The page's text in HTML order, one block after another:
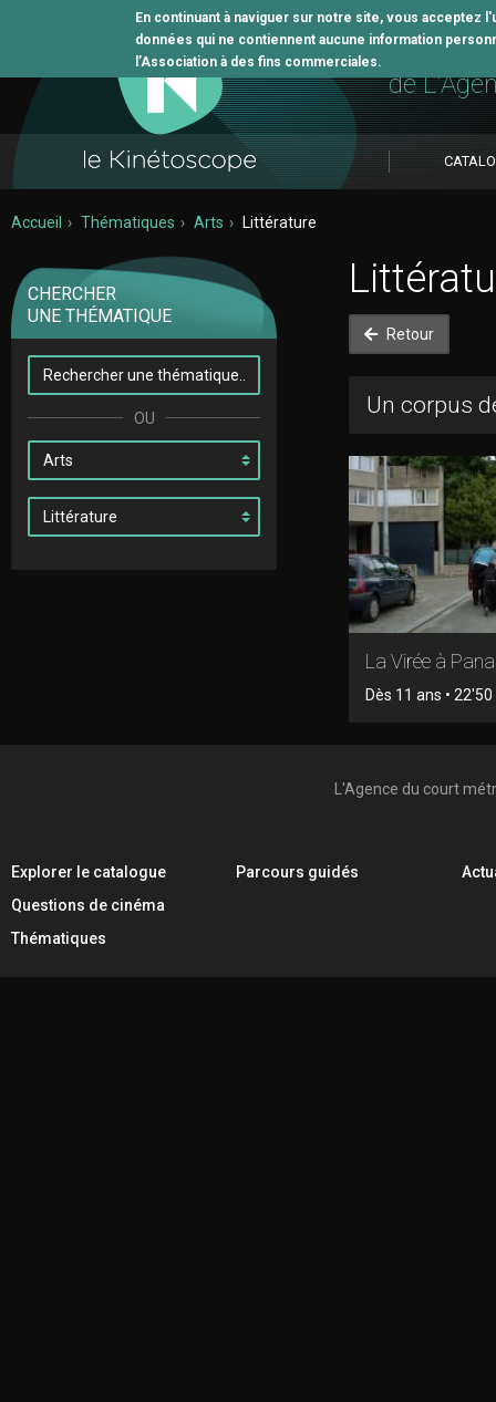
En continuant à naviguer sur notre site, vous
données qui ne contiennent aucune information
l’Association à des fins commerciales. L'outil
de
Accueil Thématiques Arts Littérature
CHERCHER
UNE THÉMATIQUE
Retour
Un corpus
La Virée à
Dès 11 ans • 22'50
L'Agence du court
Explorer le catalogue
Questions de cinéma
Thématiques
Parcours guidés